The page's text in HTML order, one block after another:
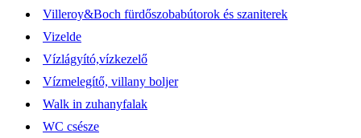
Villeroy&Boch fürdőszobabútorok és szaniterek
Vizelde
Vízlágyító,vízkezelő
Vízmelegítő, villany boljer
Walk in zuhanyfalak
WC csésze